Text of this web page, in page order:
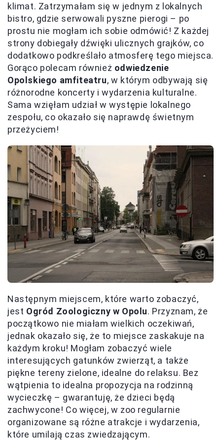
klimat. Zatrzymałam się w jednym z lokalnych
bistro, gdzie serwowali pyszne pierogi – po
prostu nie mogłam ich sobie odmówić! Z każdej
strony dobiegały dźwięki ulicznych grajków, co
dodatkowo podkreślało atmosferę tego miejsca.
Gorąco polecam również odwiedzenie
Opolskiego amfiteatru, w którym odbywają się
różnorodne koncerty i wydarzenia kulturalne.
Sama wzięłam udział w występie lokalnego
zespołu, co okazało się naprawdę świetnym
przeżyciem!
Następnym miejscem, które warto zobaczyć,
jest Ogród Zoologiczny w Opolu. Przyznam, że
początkowo nie miałam wielkich oczekiwań,
jednak okazało się, że to miejsce zaskakuje na
każdym kroku! Mogłam zobaczyć wiele
interesujących gatunków zwierząt, a także
piękne tereny zielone, idealne do relaksu. Bez
wątpienia to idealna propozycja na rodzinną
wycieczkę – gwarantuję, że dzieci będą
zachwycone! Co więcej, w zoo regularnie
organizowane są różne atrakcje i wydarzenia,
które umilają czas zwiedzającym.